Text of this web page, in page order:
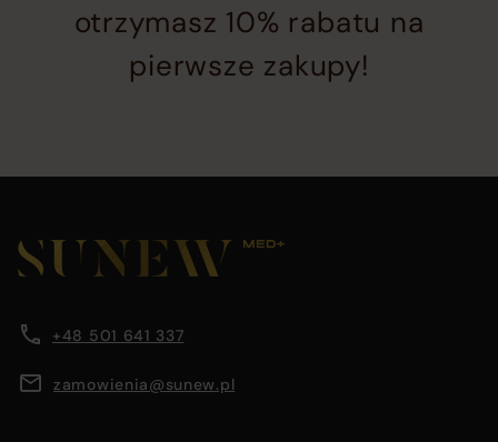
otrzymasz 10% rabatu na
pierwsze zakupy!
section
located
at
the
footer
section
containing
information,
navigation
menus,
Footer
main
area
Company
information
+48 501 641 337
zamowienia@sunew.pl